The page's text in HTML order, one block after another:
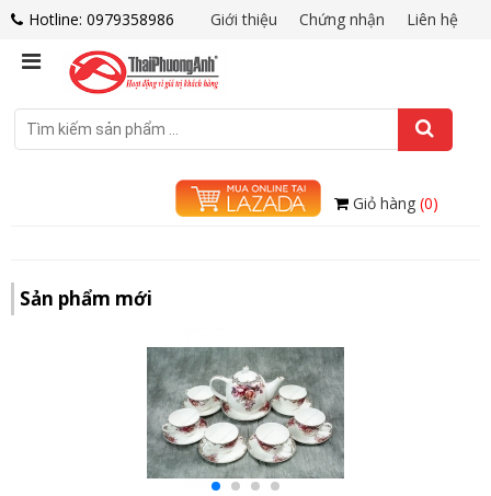
Hotline: 0979358986 Liên hệ
Chứng nhận
Giới thiệu
Giỏ hàng (0)
Sản phẩm mới